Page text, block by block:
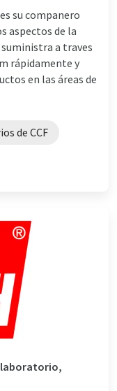
su companero
aspectos de la
a traves
rápidamente y
en las áreas de
de CCF
laboratorio,